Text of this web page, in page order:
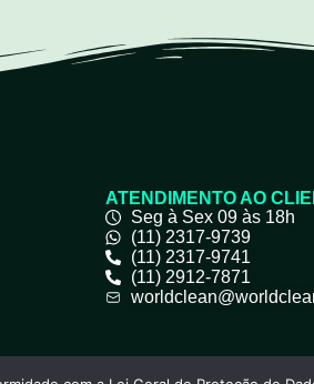
ATENDIMENTO AO
Seg à Sex 09 às 18h
(11) 2317-9739
(11) 2317-9741
(11) 2912-7871